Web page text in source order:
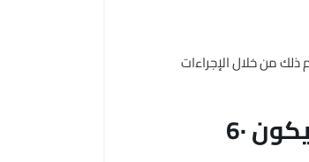
ذلك من خلال الإجراءات
6· هل يمكن للزواج المدني في تركيا أن يكون